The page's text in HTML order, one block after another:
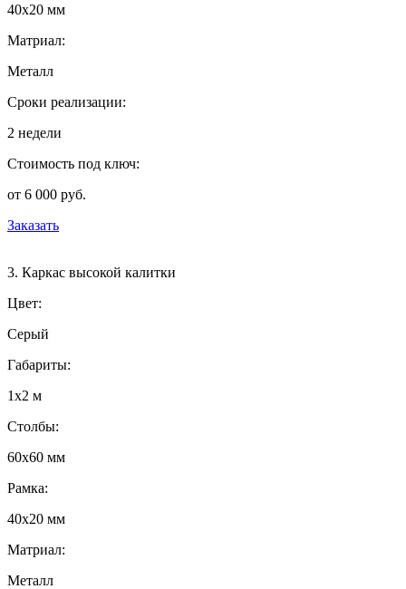
40х20 мм
Матриал:
Металл
Сроки реализации:
2 недели
Стоимость под ключ:
от 6 000 руб.
Заказать
3. Каркас высокой калитки
Цвет:
Серый
Габариты:
1х2 м
Столбы:
60х60 мм
Рамка:
40х20 мм
Матриал:
Металл